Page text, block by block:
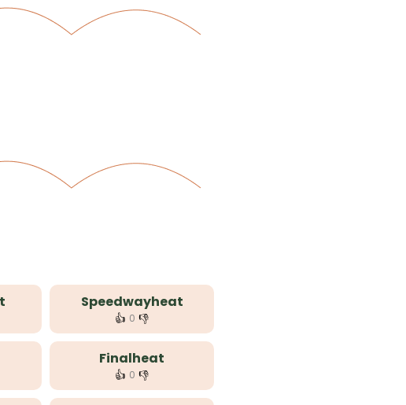
Speedwayheat
👍 0 👎
Finalheat
👍 0 👎